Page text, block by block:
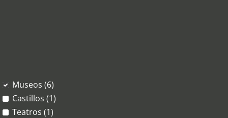
Museos (6)
Castillos (1)
Teatros (1)